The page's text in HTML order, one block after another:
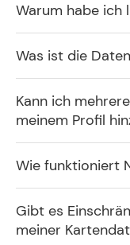
Warum habe ich
Was ist die
Kann ich
meinem Profil
Wie funktioniert
Gibt es
meiner